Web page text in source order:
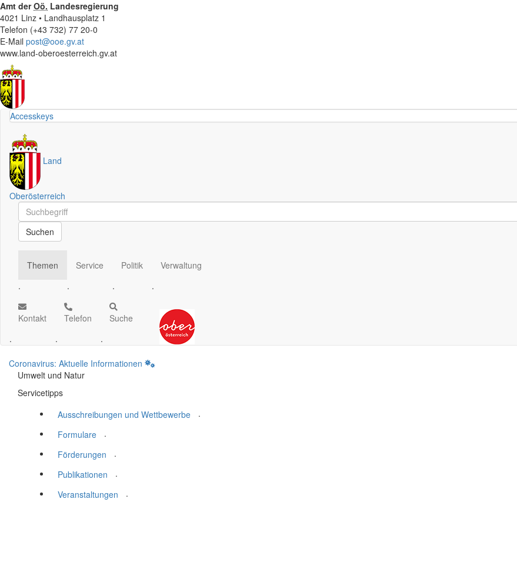
Amt derOö. Landesregierung
4021 Linz • Landhausplatz 1
Telefon (+43 732) 77 20-0
E-Mail post@ooe.gv.at
www.land-oberoesterreich.gv.at
Accesskeys
Land
Oberösterreich
Schnellsuche
Schnellsuche
Suchen
Themen
.
Service
.
Politik
.
Verwaltung
.
Kontakt
.
Telefon
.
Suche
.
Coronavirus: Aktuelle Informationen
Umwelt und Natur
Servicetipps
Ausschreibungen und Wettbewerbe
.
Formulare
.
Förderungen
.
Publikationen
.
Veranstaltungen
.